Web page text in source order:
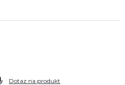
Dotaz na produkt